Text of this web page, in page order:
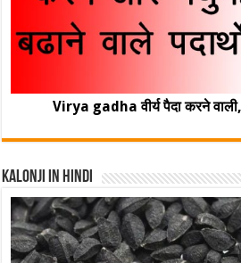
Virya gadha वीर्य पैदा करने वाली,
Kalonji In Hindi